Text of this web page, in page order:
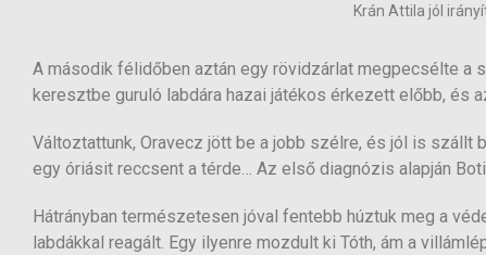
Krán Attila jól
A második félidőben aztán egy rövidzárlat megpecsélte a
keresztbe guruló labdára hazai játékos érkezett előbb, és
Változtattunk, Oravecz jött be a jobb szélre, és jól is szállt
egy óriásit reccsent a térde… Az első diagnózis alapján
Hátrányban természetesen jóval fentebb húztuk meg a
labdákkal reagált. Egy ilyenre mozdult ki Tóth, ám a